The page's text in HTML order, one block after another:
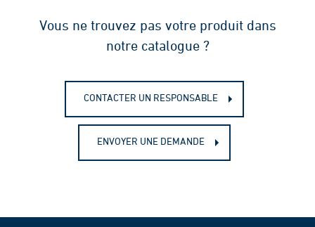
Vous ne trouvez pas votre produit dans
notre catalogue ?
CONTACTER UN RESPONSABLE
ENVOYER UNE DEMANDE